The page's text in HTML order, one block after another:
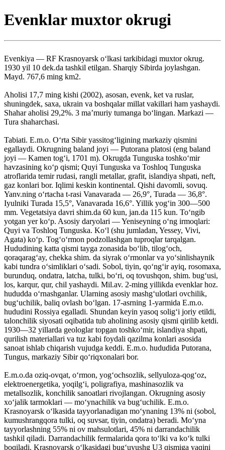
Evenklar muxtor okrugi
Evenkiya — RF Krasnoyarsk o‘lkasi tarkibidagi muxtor okrug.
1930 yil 10 dek.da tashkil etilgan. Sharqiy Sibirda joylashgan.
Mayd. 767,6 ming km2.
Aholisi 17,7 ming kishi (2002), asosan, evenk, ket va ruslar,
shuningdek, saxa, ukrain va boshqalar millat vakillari ham yashaydi.
Shahar aholisi 29,2%. 3 ma’muriy tumanga bo‘lingan. Markazi —
Tura shaharchasi.
Tabiati. E.m.o. O‘rta Sibir yassitog‘ligining markaziy qismini
egallaydi. Okrugning baland joyi — Putorana platosi (eng baland
joyi — Kamen tog‘i, 1701 m). Okrugda Tunguska toshko‘mir
havzasining ko‘p qismi; Quyi Tunguska va Toshloq Tunguska
atroflarida temir rudasi, rangli metallar, grafit, islandiya shpati, neft,
gaz konlari bor. Iqlimi keskin kontinental. Qishi davomli, sovuq.
Yanv.ning o‘rtacha t-rasi Vanavarada — 26,9°, Turada — 36,8°.
Iyulniki Turada 15,5°, Vanavarada 16,6°. Yillik yog‘in 300—500
mm. Vegetatsiya davri shim.da 60 kun, jan.da 115 kun. To‘ngib
yotgan yer ko‘p. Asosiy daryolari — Yeniseyning o‘ng irmoqlari:
Quyi va Toshloq Tunguska. Ko‘l (shu jumladan, Yessey, Vivi,
Agata) ko‘p. Tog‘o‘rmon podzollashgan tuproqlar tarqalgan.
Hududining katta qismi tayga zonasida bo‘lib, tilog‘och,
qoraqarag‘ay, chekka shim. da siyrak o‘rmonlar va yo‘sinlishaynik
kabi tundra o‘simliklari o‘sadi. Sobol, tiyin, qo‘ng‘ir ayiq, rosomaxa,
burunduq, ondatra, latcha, tulki, bo‘ri, oq tovushqon, shim. bug‘usi,
los, karqur, qur, chil yashaydi. Mil.av. 2-ming yillikda evenklar hoz.
hududda o‘rnashganlar. Ularning asosiy mashg‘ulotlari ovchilik,
bug‘uchilik, baliq ovlash bo‘lgan. 17-asrning 1-yarmida E.m.o.
hududini Rossiya egalladi. Shundan keyin yasoq solig‘i joriy etildi,
talonchilik siyosati oqibatida tub aholining asosiy qismi qirilib ketdi.
1930—32 yillarda geologlar topgan toshko‘mir, islandiya shpati,
qurilish materiallari va tuz kabi foydali qazilma konlari asosida
sanoat ishlab chiqarish vujudga keddi. E.m.o. hududida Putorana,
Tungus, markaziy Sibir qo‘riqxonalari bor.
E.m.o.da oziq-ovqat, o‘rmon, yog‘ochsozlik, sellyuloza-qog‘oz,
elektroenergetika, yoqilg‘i, poligrafiya, mashinasozlik va
metallsozlik, konchilik sanoatlari rivojlangan. Okrugning asosiy
xo‘jalik tarmoklari — mo‘ynachilik va bug‘uchilik. E.m.o.
Krasnoyarsk o‘lkasida tayyorlanadigan mo‘ynaning 13% ni (sobol,
kumushrangqora tulki, oq suvsar, tiyin, ondatra) beradi. Mo‘yna
tayyorlashning 55% ni ov mahsulotlari, 45% ni darrandachilik
tashkil qiladi. Darrandachilik fermalarida qora to‘lki va ko‘k tulki
boqiladi. Krasnoyarsk o‘lkasidagi bug‘uyushg U3 qismiga yaqini